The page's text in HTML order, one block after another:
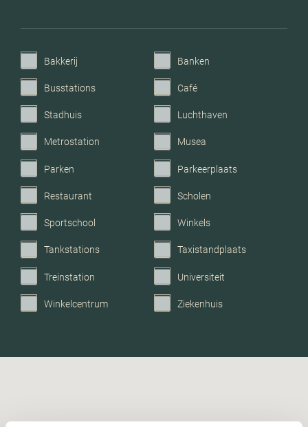
Garage Geen garage
Bakkerij Banken
Busstations Café
Stadhuis Luchthaven
Metrostation Musea
Parken Parkeerplaats
Restaurant Scholen
Sportschool Winkels
Tankstations Taxistandplaats
Treinstation Universiteit
Winkelcentrum Ziekenhuis